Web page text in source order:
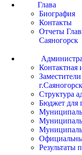
Глава
Биография
Контакты
Отчеты
Саяногорск
Контактная
г.Саяногорск
Структура
Бюджет для
Результаты